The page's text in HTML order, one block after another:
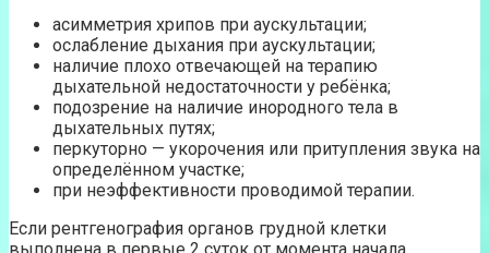
асимметрия хрипов при аускультации;
ослабление дыхания при аускультации;
наличие плохо отвечающей на терапию
дыхательной недостаточности у ребёнка;
подозрение на наличие инородного тела в
дыхательных путях;
перкуторно — укорочения или притупления звука на
определённом участке;
при неэффективности проводимой терапии.
Если рентгенография органов грудной клетки